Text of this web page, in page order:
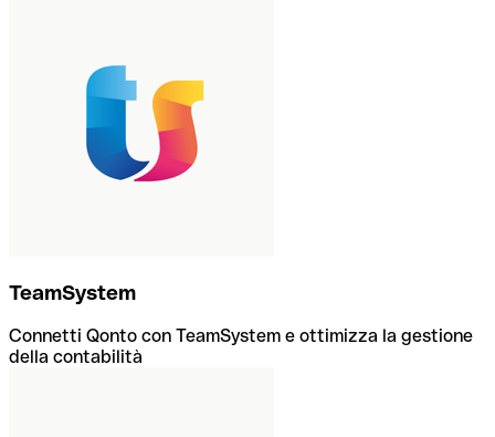
TeamSystem
Connetti Qonto con TeamSystem e ottimizza la gestione
della contabilità